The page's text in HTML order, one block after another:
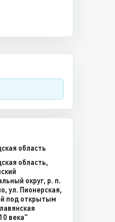
область
область,
округ, р. п.
ул. Пионерская,
под открытым
века"